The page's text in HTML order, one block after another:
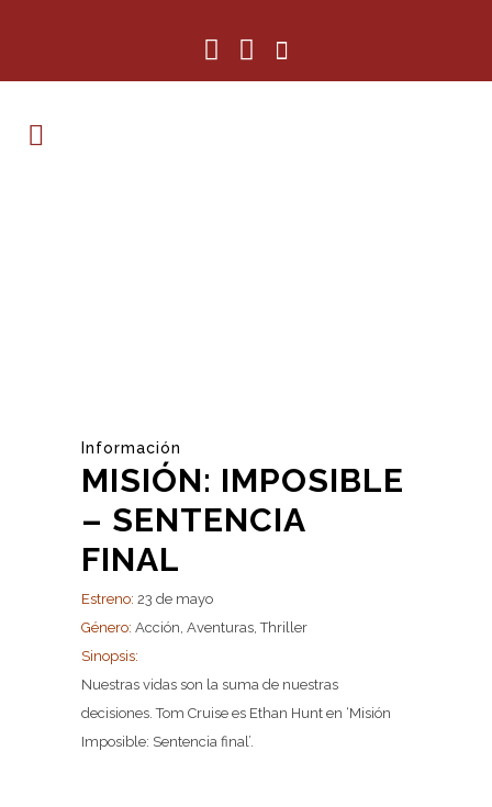
Información
MISIÓN: IMPOSIBLE
– SENTENCIA
FINAL
Estreno: 23 de mayo
Género: Acción, Aventuras, Thriller
Sinopsis:
Nuestras vidas son la suma de nuestras
decisiones. Tom Cruise es Ethan Hunt en ‘Misión
Imposible: Sentencia final’.